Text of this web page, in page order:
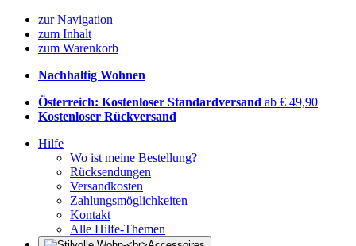
zur Navigation
zum Inhalt
zum Warenkorb
Nachhaltig Wohnen
Österreich: Kostenloser Standardversand ab € 49,90
Kostenloser Rückversand
Hilfe
Wo ist meine Bestellung?
Rücksendungen
Versandkosten
Zahlungsmöglichkeiten
Kontakt
Alle Hilfe-Themen